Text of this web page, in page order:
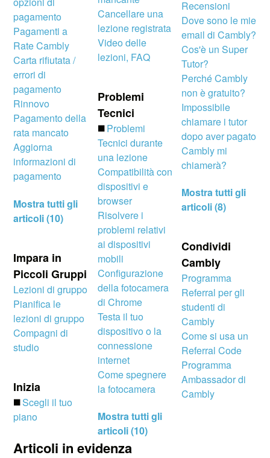
pagamento
Pagamenti a
Rate Cambly
Carta rifiutata /
errori di
pagamento
Rinnovo
Pagamento della
rata mancato
Aggiorna
informazioni di
pagamento
Mostra tutti gli
articoli (10)
Impara in
Piccoli Gruppi
Lezioni di gruppo
Pianifica le
lezioni di gruppo
Compagni di
studio
Inizia
◼️Scegli il tuo
piano
Cancellare una
lezione registrata
Video delle
lezioni, FAQ
Problemi
Tecnici
◼️ Problemi
Tecnici durante
una lezione
Compatibilità con
dispositivi e
browser
Risolvere i
problemi relativi
ai dispositivi
mobili
Configurazione
della fotocamera
di Chrome
Testa il tuo
dispositivo o la
connessione
internet
Come spegnere
la fotocamera
Mostra tutti gli
articoli (10)
Recensioni
Dove sono le mie
email di Cambly?
Cos'è un Super
Tutor?
Perché Cambly
non è gratuito?
Impossibile
chiamare i tutor
dopo aver pagato
Cambly mi
chiamerà?
Mostra tutti gli
articoli (8)
Condividi
Cambly
Programma
Referral per gli
studenti di
Cambly
Come si usa un
Referral Code
Programma
Ambassador di
Cambly
Articoli in evidenza